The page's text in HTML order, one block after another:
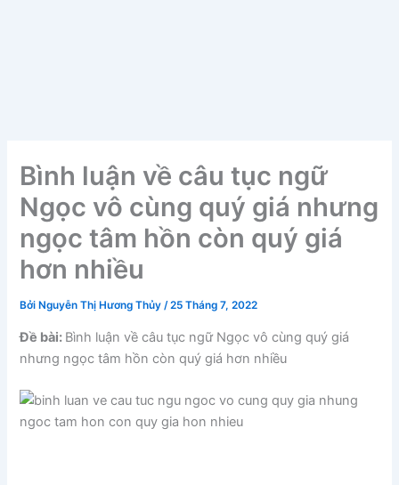
Bình luận về câu tục ngữ
Ngọc vô cùng quý giá nhưng
ngọc tâm hồn còn quý giá
hơn nhiều
Bởi Nguyễn Thị Hương Thủy/25 Tháng 7, 2022
Đề bài: Bình luận về câu tục ngữ Ngọc vô cùng quý giá
nhưng ngọc tâm hồn còn quý giá hơn nhiều